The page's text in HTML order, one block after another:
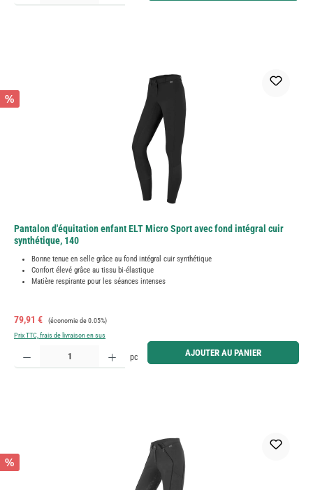
%
Pantalon d'équitation enfant ELT Micro Sport avec fond intégral cuir
synthétique, 140
Bonne tenue en selle grâce au fond intégral cuir synthétique
Confort élevé grâce au tissu bi-élastique
Matière respirante pour les séances intenses
Prix de vente :
79,91 € Prix régulier :
(économie de 0.05%)
Prix TTC, frais de livraison en sus
Quantité de produit : Entrez la quantité souhaitée ou utilisez les boutons pour augmenter ou
pc AJOUTER AU PANIER
%